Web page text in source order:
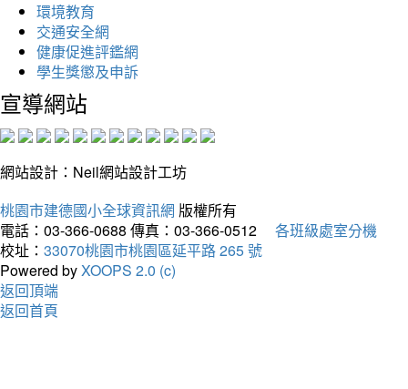
環境教育
交通安全網
健康促進評鑑網
學生獎懲及申訴
宣導網站
網站設計：Neil網站設計工坊
桃園市建德國小全球資訊網 版權所有
電話：03-366-0688 傳真：03-366-0512
各班級處室分機
校址： 33070桃園市桃園區延平路 265 號
Powered byXOOPS 2.0 (c)
返回頂端
返回首頁